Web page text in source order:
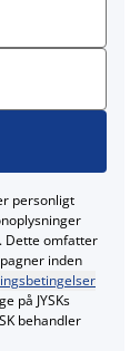
personligt
Dette omfatter
inden
på JYSKs
behandler